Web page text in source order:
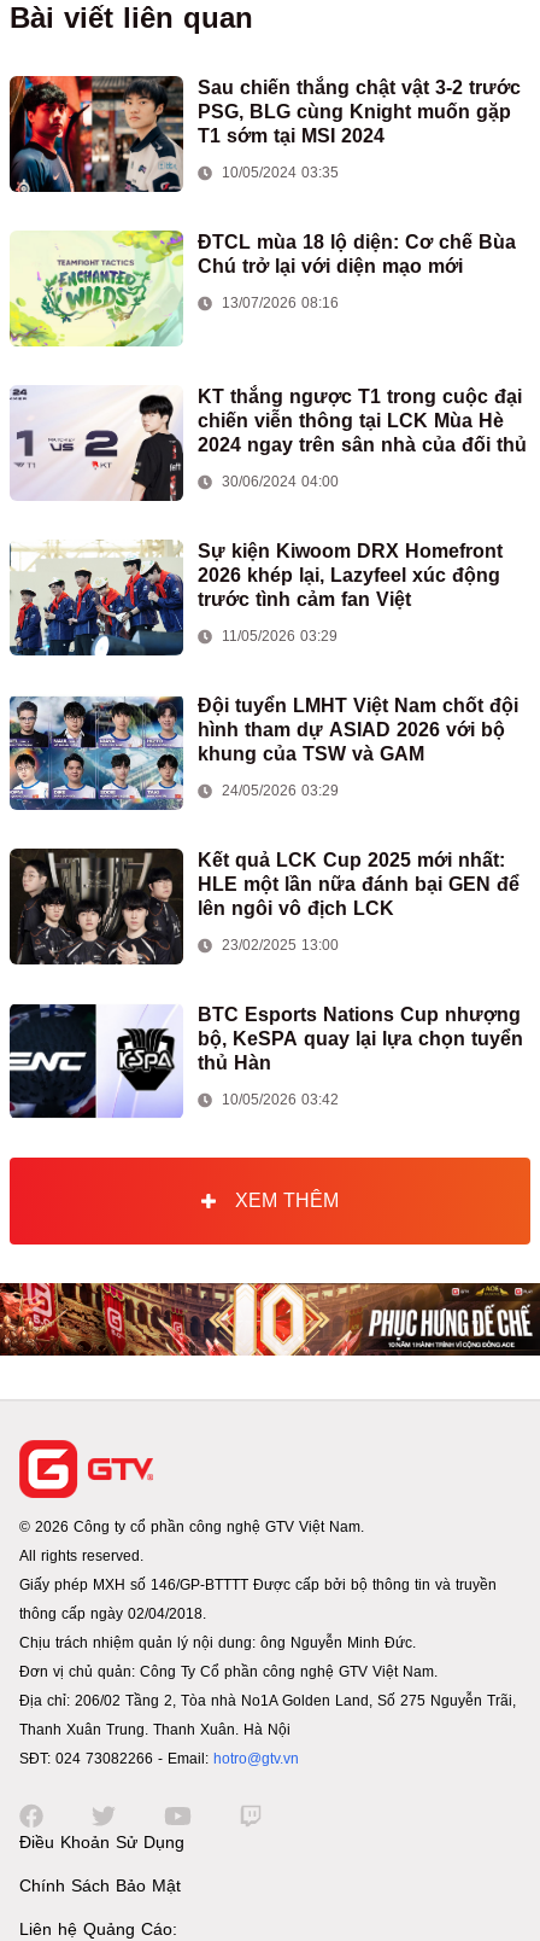
Bài viết liên quan
Sau chiến thắng chật vật 3-2 trước
PSG, BLG cùng Knight muốn gặp
T1 sớm tại MSI 2024
10/05/2024 03:35
ĐTCL mùa 18 lộ diện: Cơ chế Bùa
Chú trở lại với diện mạo mới
13/07/2026 08:16
KT thắng ngược T1 trong cuộc đại
chiến viễn thông tại LCK Mùa Hè
2024 ngay trên sân nhà của đối thủ
30/06/2024 04:00
Sự kiện Kiwoom DRX Homefront
2026 khép lại, Lazyfeel xúc động
trước tình cảm fan Việt
11/05/2026 03:29
Đội tuyển LMHT Việt Nam chốt đội
hình tham dự ASIAD 2026 với bộ
khung của TSW và GAM
24/05/2026 03:29
Kết quả LCK Cup 2025 mới nhất:
HLE một lần nữa đánh bại GEN để
lên ngôi vô địch LCK
23/02/2025 13:00
BTC Esports Nations Cup nhượng
bộ, KeSPA quay lại lựa chọn tuyển
thủ Hàn
10/05/2026 03:42
XEM THÊM
© 2026 Công ty cổ phần công nghệ GTV Việt Nam.
All rights reserved.
Giấy phép MXH số 146/GP-BTTTT Được cấp bởi bộ thông tin và truyền
thông cấp ngày 02/04/2018.
Chịu trách nhiệm quản lý nội dung: ông Nguyễn Minh Đức.
Đơn vị chủ quản: Công Ty Cổ phần công nghệ GTV Việt Nam.
Địa chỉ: 206/02 Tầng 2, Tòa nhà No1A Golden Land, Số 275 Nguyễn Trãi,
Thanh Xuân Trung. Thanh Xuân. Hà Nội
SĐT: 024 73082266 - Email: hotro@gtv.vn
Điều Khoản Sử Dụng
Chính Sách Bảo Mật
Liên hệ Quảng Cáo: